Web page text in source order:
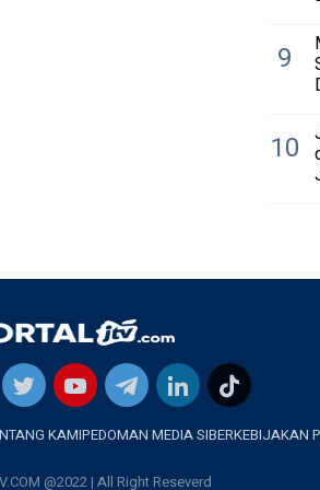
9
10
KAMIPEDOMAN MEDIA SIBERKEBIJAKAN
@2022 | All Right Reseverd